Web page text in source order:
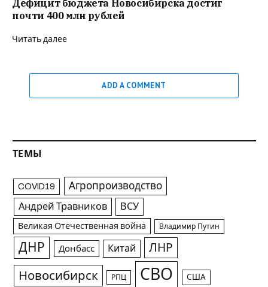
Дефицит бюджета Новосибирска достиг
почти 400 млн рублей
Читать далее
ADD A COMMENT
ТЕМЫ
COVID19 Агропроизводство
Андрей Травников ВСУ
Великая Отечественная война Владимир Путин
ДНР Донбасс Китай ЛНР
Новосибирск РПЦ СВО США